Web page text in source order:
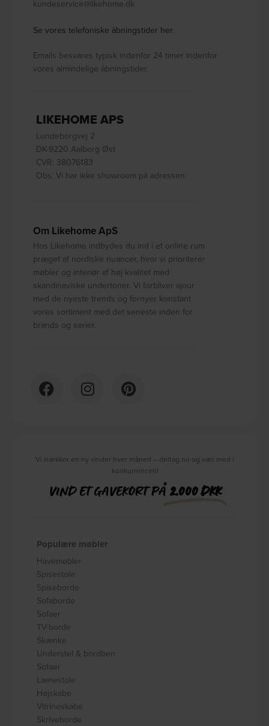
kundeservice@likehome.dk
Se vores telefoniske åbningstider her.
Emails besvares typisk indenfor 24 timer indenfor
vores almindelige åbningstider.
LIKEHOME APS
Lundeborgvej 2
DK-9220 Aalborg Øst
CVR: 38076183
Obs: Vi har ikke showroom på adressen
Om Likehome ApS
Hos Likehome indbydes du ind i et online rum
præget af nordiske nuancer, hvor vi prioriterer
møbler og interiør af høj kvalitet med
skandinaviske undertoner. Vi forbliver ajour
med de nyeste trends og fornyer konstant
vores sortiment med det seneste inden for
brands og serier.
Vi trækker en ny vinder hver måned – deltag nu og vær med i
konkurrencen!
VIND ET GAVEKORT PÅ2.000 DKK
Populære møbler
Havemøbler
Spisestole
Spiseborde
Sofaborde
Sofaer
TV-borde
Skænke
Understel & bordben
Sofaer
Lænestole
Højskabe
Vitrineskabe
Skriveborde